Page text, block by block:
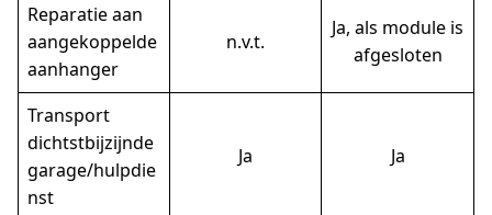
Reparatie aan
aangekoppelde
aanhanger
n.v.t.
Ja, als module is
afgesloten
Transport
dichtstbijzijnde
garage/hulpdie
nst
Ja Ja